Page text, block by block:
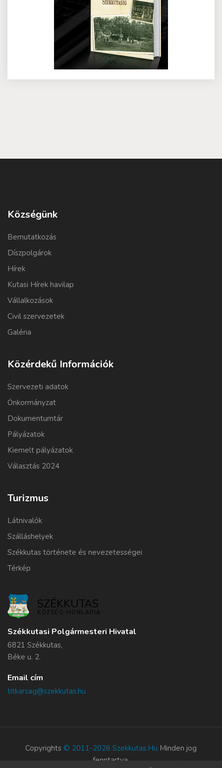
Községünk
Bemutatkozás
Díszpolgárok
Hírek
Kutasi Hírek havilap
Vállalkozások
Civil szervezetek
Galéria
Közérdekű Információk
Szervezeti adatok
Önkormányzat
Dokumentumtár
Pályázatok
Kiemelt pályázatok
Választás 2024
Turizmus
Látnivalók
Szálláshelyek
Székkutas története és nevezetességei
Térkép
SZÉKKUTAS
KÖZSÉG HONLAPJA
Székkutasi Polgármesteri Hivatal
6821 Székkutas,
Béke u. 2.
Email cím
titkarsag@szekkutas.hu
Copyrights © 2011-2026 Szekkutas.hu Minden jog
fenntartva.